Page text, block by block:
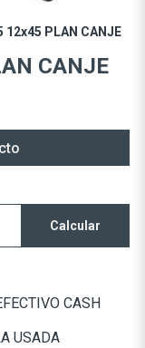
PLAN CANJE
CANJE
Calcular
CASH
USADA